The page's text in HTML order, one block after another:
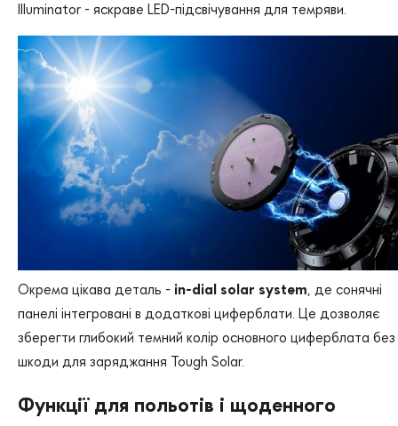
Illuminator - яскраве LED-підсвічування для темряви.
Окрема цікава деталь - in-dial solar system, де сонячні
панелі інтегровані в додаткові циферблати. Це дозволяє
зберегти глибокий темний колір основного циферблата без
шкоди для заряджання Tough Solar.
Функції для польотів і щоденного